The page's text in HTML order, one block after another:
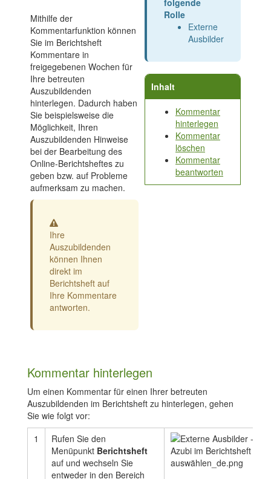
Mithilfe der
Kommentarfunktion können
Sie im Berichtsheft
Kommentare in
freigegebenen Wochen für
Ihre betreuten
Auszubildenden
hinterlegen. Dadurch haben
Sie beispielsweise die
Möglichkeit, Ihren
Auszubildenden Hinweise
bei der Bearbeitung des
Online-Berichtsheftes zu
geben bzw. auf Probleme
aufmerksam zu machen.
Warnung
Ihre
Auszubildenden
können Ihnen
direkt im
Berichtsheft auf
Ihre Kommentare
antworten.
folgende
Rolle
Externe
Ausbilder
Inhalt
Kommentar
hinterlegen
Kommentar
löschen
Kommentar
beantworten
Kommentar hinterlegen
Um einen Kommentar für einen Ihrer betreuten
Auszubildenden im Berichtsheft zu hinterlegen, gehen
Sie wie folgt vor:
1
Rufen Sie den
Menüpunkt Berichtsheft
auf und wechseln Sie
entweder in den Bereich